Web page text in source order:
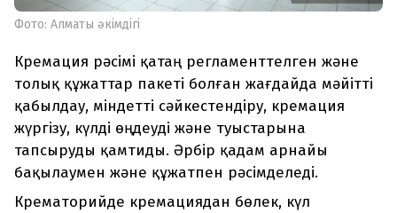
Фото: Алматы әкімдігі
Кремация рәсімі қатаң регламенттелген және
толық құжаттар пакеті болған жағдайда мәйітті
қабылдау, міндетті сәйкестендіру, кремация
жүргізу, күлді өңдеуді және туыстарына
тапсыруды қамтиды. Әрбір қадам арнайы
бақылаумен және құжатпен рәсімделеді.
Крематорийде кремациядан бөлек, күл